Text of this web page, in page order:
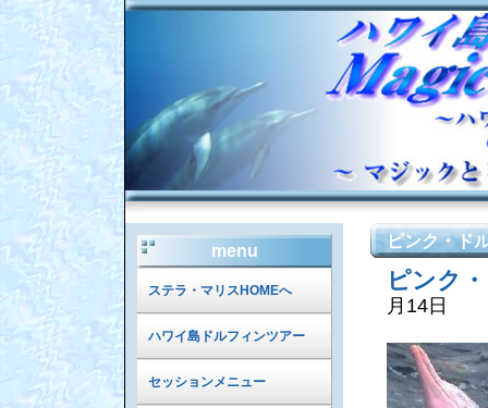
ピンク・ド
ピンク
月14日
menu
ステラ・マリスHOMEへ
ハワイ島ドルフィンツアー
セッションメニュー